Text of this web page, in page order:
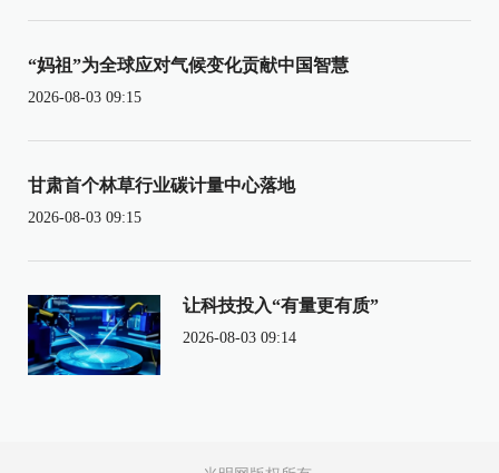
“妈祖”为全球应对气候变化贡献中国智慧
2026-08-03 09:15
甘肃首个林草行业碳计量中心落地
2026-08-03 09:15
让科技投入“有量更有质”
2026-08-03 09:14